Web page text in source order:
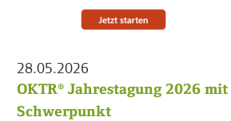
28.05.2026
OKTR® Jahrestagung 2026
Schwerpunkt